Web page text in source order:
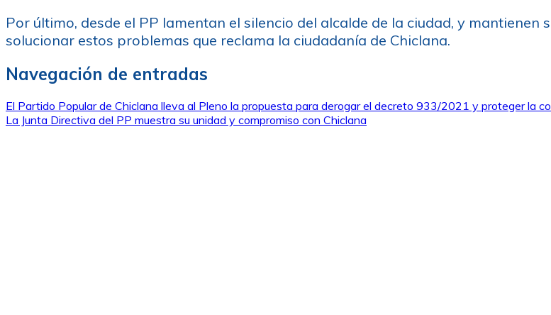
Por último, desde el PP lamentan el silencio del alcalde de la ciudad, y
solucionar estos problemas que reclama la ciudadanía de Chiclana.
Navegación de entradas
El Partido Popular de Chiclana lleva al Pleno la propuesta para derogar el decreto 933/2021 y proteger la
La Junta Directiva del PP muestra su unidad y compromiso con Chiclana